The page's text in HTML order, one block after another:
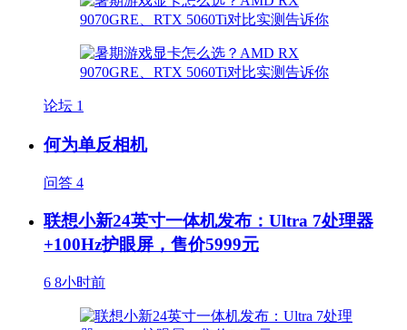
论坛 1
何为单反相机
问答 4
联想小新24英寸一体机发布：Ultra 7处理器
+100Hz护眼屏，售价5999元
6 8小时前